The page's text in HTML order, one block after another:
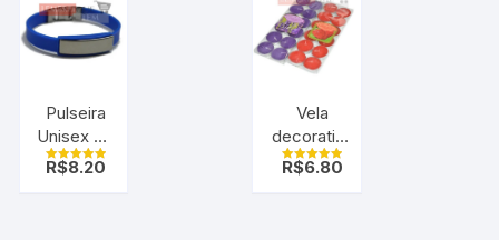
Pulseira
Unisex de
Silicone
Azul com
Avaliação
R$8.20
Vela
decorativa
e
aromáticas
Avaliação
R$6.80